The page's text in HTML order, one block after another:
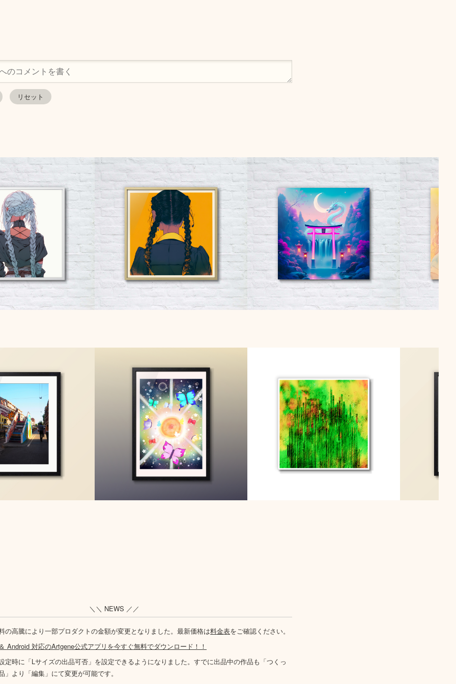
＼＼ NEWS ／／
の高騰により一部プロダクトの金額が変更となりました。最新価格は料金表をご確認ください。
Android 対応のArtgene公式アプリを今すぐ無料でダウンロード！！
定時に「Lサイズの出品可否」を設定できるようになりました。すでに出品中の作品も「つくっ
」より「編集」にて変更が可能です。